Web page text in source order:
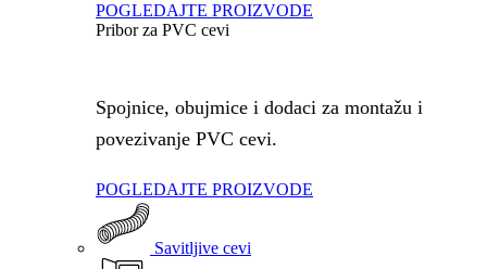
POGLEDAJTE PROIZVODE
Pribor za PVC cevi
Spojnice, obujmice i dodaci za montažu i
povezivanje PVC cevi.
POGLEDAJTE PROIZVODE
Savitljive cevi